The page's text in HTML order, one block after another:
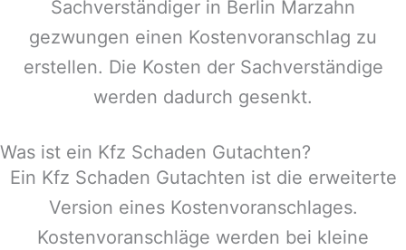
Sachverständiger in Berlin Marzahn
gezwungen einen Kostenvoranschlag zu
erstellen. Die Kosten der Sachverständige
werden dadurch gesenkt.
Was ist ein Kfz Schaden Gutachten?
Ein Kfz Schaden Gutachten ist die erweiterte
Version eines Kostenvoranschlages.
Kostenvoranschläge werden bei kleine